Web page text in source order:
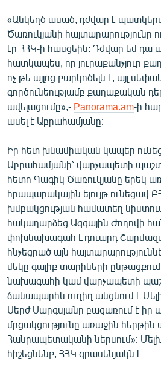
ՁԳՏԵԼՈՎ ԼԱՎԱԳՈՒՅՆԻՆ
ՓՈԴՔԱՍԹ
Հայերեն
English
Русский
ՀԵՏԵՎԵՔ ՄԵԶ
«Ազատության» բոլոր կայքերը
«Անկեղծ ասած, դժվար է
Ծառուկյանի հայտարարությունը
էր ՀՀԿ-ի հասցեին: Դժվար եմ դա
հատկապես, որ յուրաքանչյուր
ոչ թե այլոց քարկոծելն է, այլ
գործունեությամբ քաղաքական
ավելացումը»,- Panorama.am-ի
ասել է Աբրահամյանը։
Իր հետ խնամիական կապեր
Աբրահամյանի՝ վարչապետի
հետո Գագիկ Ծառուկյանը երեկ
հրապարակային ելույթ ունեցավ
խմբակցության համատեղ
հակադարձեց Ազգային Ժողովի
փոխնախագահ Էդուարդ
հնչեցրած այն
մեկը գալիք տարիների
նախագահի կամ վարչապետի
ճանա­պարհն ուղիղ անցնում է
Սերժ Սարգսյանը բացառում է իր
մրցակցությունը առաջին հերթին
Հանրապետականի ներսում»։
հիշեցնենք, ՀՀԿ գրասենյակն է։